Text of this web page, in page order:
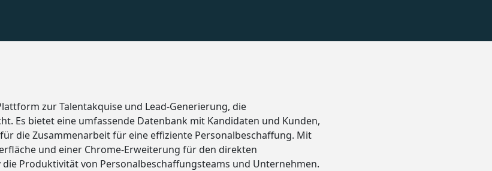
zur Talentakquise und Lead-Generierung, die
Es bietet eine umfassende Datenbank mit Kandidaten und Kunden,
die Zusammenarbeit für eine effiziente Personalbeschaffung. Mit
und einer Chrome-Erweiterung für den direkten
Produktivität von Personalbeschaffungsteams und Unternehmen.